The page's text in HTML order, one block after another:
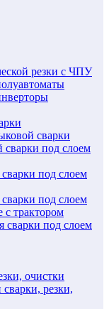
резки с ЧПУ
сварки
сварки под слоем
под слоем
под слоем
с трактором
сварки под слоем
очистки
резки,